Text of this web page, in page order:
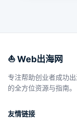
⛵️ Web出海网
专注帮助创业者成功
的全方位资源与指南。
友情链接